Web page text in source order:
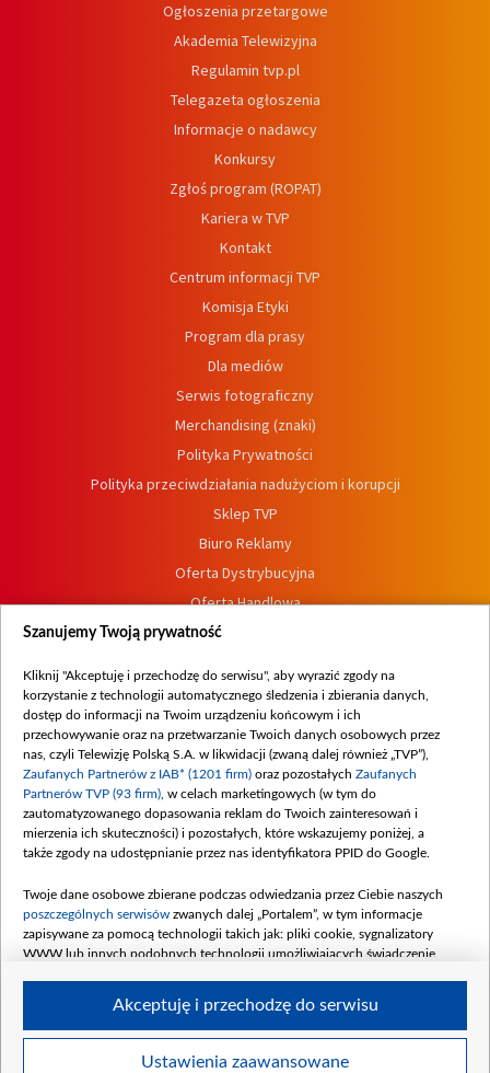
Ogłoszenia przetargowe
Akademia Telewizyjna
Regulamin tvp.pl
Telegazeta ogłoszenia
Informacje o nadawcy
Konkursy
Zgłoś program (ROPAT)
Kariera w TVP
Kontakt
Centrum informacji TVP
Komisja Etyki
Program dla prasy
Dla mediów
Serwis fotograficzny
Merchandising (znaki)
Polityka Prywatności
Polityka przeciwdziałania nadużyciom i korupcji
Sklep TVP
Biuro Reklamy
Oferta Dystrybucyjna
Oferta Handlowa
Dostępność
Procedura zgłoszeń wewnętrznych
Szanujemy Twoją prywatność
Kliknij "Akceptuję i przechodzę do serwisu", aby wyrazić zgody na
korzystanie z technologii automatycznego śledzenia i zbierania danych,
dostęp do informacji na Twoim urządzeniu końcowym i ich
przechowywanie oraz na przetwarzanie Twoich danych osobowych przez
nas, czyli Telewizję Polską S.A. w likwidacji (zwaną dalej również „TVP”),
Zaufanych Partnerów z IAB* (1201 firm) oraz pozostałych Zaufanych
Partnerów TVP (93 firm) , w celach marketingowych (w tym do
zautomatyzowanego dopasowania reklam do Twoich zainteresowań i
mierzenia ich skuteczności) i pozostałych, które wskazujemy poniżej, a
także zgody na udostępnianie przez nas identyfikatora PPID do Google.
Twoje dane osobowe zbierane podczas odwiedzania przez Ciebie naszych
poszczególnych serwisów zwanych dalej „Portalem”, w tym informacje
zapisywane za pomocą technologii takich jak: pliki cookie, sygnalizatory
WWW lub innych podobnych technologii umożliwiających świadczenie
Twoje dane osobowe zbierane podczas odwiedzania przez Ciebie
Ustawienia zaawansowane
Akceptuję i przechodzę do serwisu